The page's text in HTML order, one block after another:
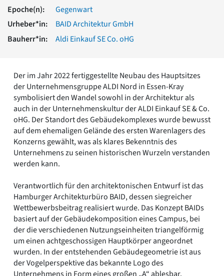
Romanik
Vorromanik
Römische Antike
Über uns
Fachbeirat
Freunde & Förderer
Kontakt
Impressum
Datenschutz
Suchbegriff eingeben
Epoche(n):
Gegenwart
Urheber*in:
BAID Architektur GmbH
Bauherr*in:
Aldi Einkauf SE Co. oHG
Der im Jahr 2022 fertiggestellte Neubau des Hauptsitzes
der Unternehmensgruppe ALDI Nord in Essen-Kray
symbolisiert den Wandel sowohl in der Architektur als
auch in der Unternehmenskultur der ALDI Einkauf SE & Co.
oHG. Der Standort des Gebäudekomplexes wurde bewusst
auf dem ehemaligen Gelände des ersten Warenlagers des
Konzerns gewählt, was als klares Bekenntnis des
Unternehmens zu seinen historischen Wurzeln verstanden
werden kann.
Verantwortlich für den architektonischen Entwurf ist das
Hamburger Architekturbüro BAID, dessen siegreicher
Wettbewerbsbeitrag realisiert wurde. Das Konzept BAIDs
basiert auf der Gebäudekomposition eines Campus, bei
der die verschiedenen Nutzungseinheiten triangelförmig
um einen achtgeschossigen Hauptkörper angeordnet
wurden. In der entstehenden Gebäudegeometrie ist aus
der Vogelperspektive das bekannte Logo des
Unternehmens in Form eines großen „A“ ablesbar.